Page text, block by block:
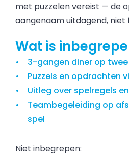
met puzzelen vereist — de
aangenaam uitdagend, niet
Wat is
3-gangen diner op
Puzzels en opdrachten
Uitleg over spelregels
Teambegeleiding op
spel
Niet inbegrepen: